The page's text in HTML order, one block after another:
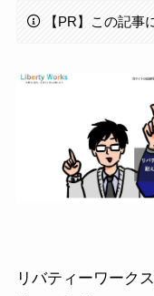
【PR】この記事
リバティーワーク